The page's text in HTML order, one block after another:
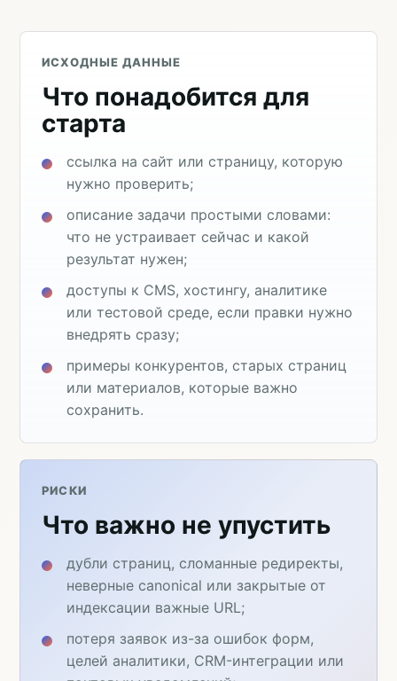
ИСХОДНЫЕ ДАННЫЕ
Что понадобится для
старта
ссылка на сайт или страницу, которую
нужно проверить;
описание задачи простыми словами:
что не устраивает сейчас и какой
результат нужен;
доступы к CMS, хостингу, аналитике
или тестовой среде, если правки нужно
внедрять сразу;
примеры конкурентов, старых страниц
или материалов, которые важно
сохранить.
РИСКИ
Что важно не упустить
дубли страниц, сломанные редиректы,
неверные canonical или закрытые от
индексации важные URL;
потеря заявок из-за ошибок форм,
целей аналитики, CRM-интеграции или